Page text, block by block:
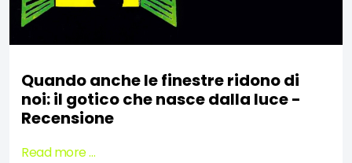
Quando anche le finestre ridono di
noi: il gotico che nasce dalla luce -
Recensione
Read more …